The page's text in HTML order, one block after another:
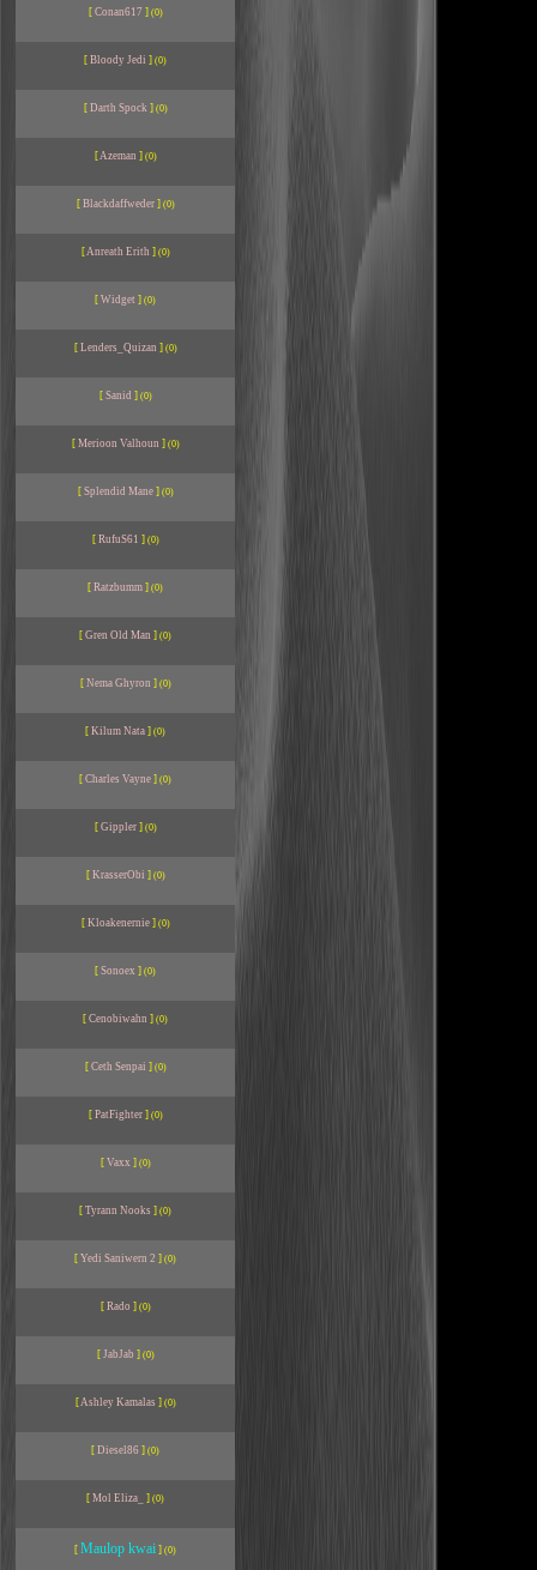
[ Conan617 ] (0)
[ Bloody Jedi ] (0)
[ Darth Spock] (0)
[Azeman ] (0)
[ Blackdaffweder] (0)
[Anreath Erith ] (0)
[ Widget ] (0)
[ Lenders_Quizan ] (0)
[ Sanid ] (0)
[ Merioon Valhoun ] (0)
[ Splendid Mane] (0)
[ RufuS61 ] (0)
[ Ratzbumm ] (0)
[ Gren Old Man ] (0)
[ Nema Ghyron ] (0)
[ Kilum Nata ] (0)
[ Charles Vayne ] (0)
[ Gippler] (0)
[ KrasserObi ] (0)
[ Kloakenernie] (0)
[ Sonoex ] (0)
[ Cenobiwahn ] (0)
[ Ceth Senpai ] (0)
[ PatFighter] (0)
[ Vaxx ] (0)
[ Tyrann Nooks ] (0)
[ Yedi Saniwern 2 ] (0)
[ Rado ] (0)
[ JabJab ] (0)
[Ashley Kamalas ] (0)
[ Diesel86 ] (0)
[ Mol Eliza_ ] (0)
[ Maulop kwai ] (0)